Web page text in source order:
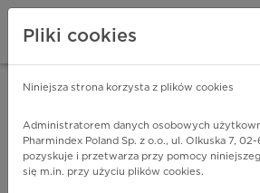
Pharmindex -
ZALOGUJ SIĘ
Pliki cookies
Niniejsza strona korzysta z plików cookies
Administratorem danych osobowych
Pharmindex Poland Sp. z o.o., ul. Olkuska 7,
pozyskuje i przetwarza przy pomocy
się m.in. przy użyciu plików cookies.
ZA DARMO - w Google Play